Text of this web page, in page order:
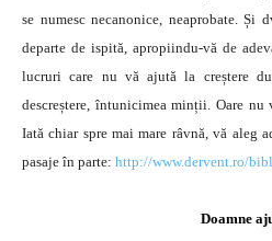
se numesc necanonice, neaprobate.
departe de ispită, apropiindu-vă de
lucruri care nu vă ajută la creștere
descreștere, întunicimea minții. Oare
Iată chiar spre mai mare râvnă, vă aleg
pasaje în parte: http://www.dervent.ro/
Doamne